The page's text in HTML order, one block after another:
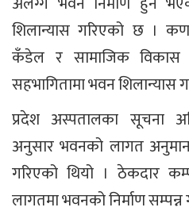
शिलान्यास गरिएको छ ।
कँडेल र सामाजिक विकास
सहभागितामा भवन शिलान्यास
प्रदेश अस्पतालका सूचना
अनुसार भवनको लागत
गरिएको थियो । ठेकदार
लागतमा भवनको निर्माण सम्पन्न